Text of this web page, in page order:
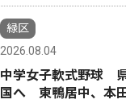
緑区
2026.08.04
中学女子軟式野球
国へ 東鴨居中、本